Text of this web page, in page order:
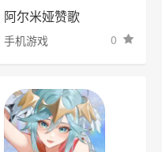
阿尔米娅赞歌
手机游戏 0